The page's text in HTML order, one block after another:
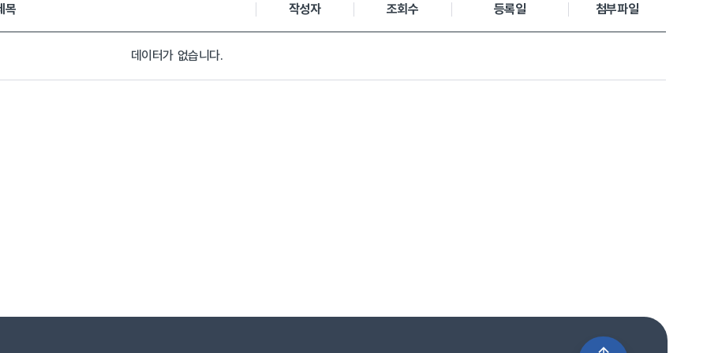
목 작성자 조회수 등록일 첨부파일
데이터가 없습니다.